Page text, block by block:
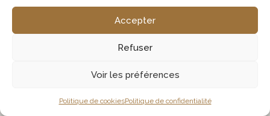
Accepter
Refuser
Voir les préférences
Politique de cookiesPolitique de confidentialité